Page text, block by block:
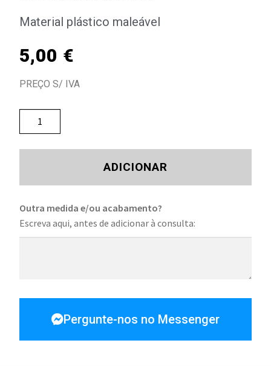
Material plástico maleável
5,00 €
PREÇO S/ IVA
ADICIONAR
Outra medida e/ou acabamento?
Escreva aqui, antes de adicionar à consulta:
Pergunte-nos no Messenger